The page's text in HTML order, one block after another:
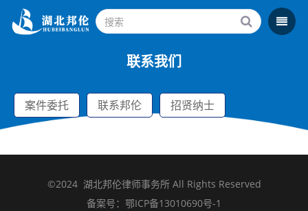
联系我们
案件委托 联系邦伦 招贤纳士
©2024 湖北邦伦律师事务所All Rights Reserved
备案号：鄂ICP备13010690号-1